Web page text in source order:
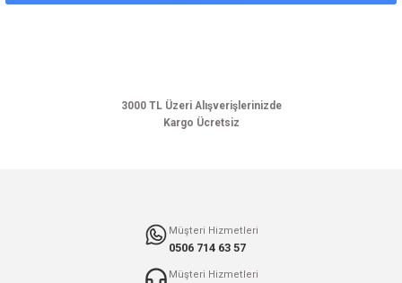
3000 TL Üzeri Alışverişlerinizde
Kargo Ücretsiz
Müşteri Hizmetleri
0506 714 63 57
Müşteri Hizmetleri